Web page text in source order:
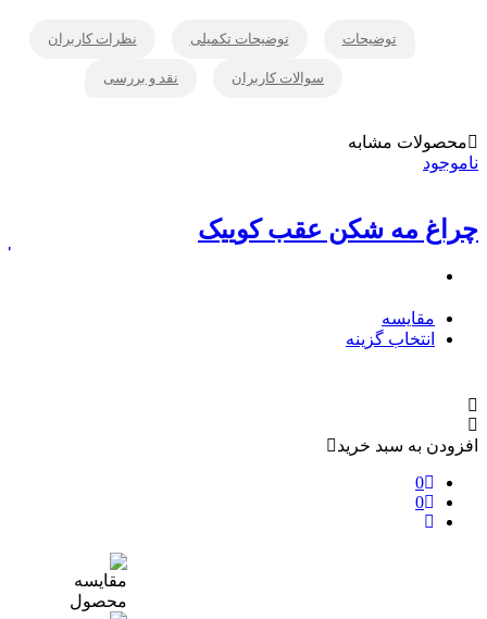
توضیحات توضیحات تکمیلی نظرات کاربران
سوالات کاربران نقد و بررسی
محصولات مشابه
ناموجود
چراغ مه شکن عقب کوییک
مقایسه
انتخاب گزینه
افزودن به سبد خرید
0
0